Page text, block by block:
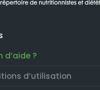
d’aide ?
d’utilisation